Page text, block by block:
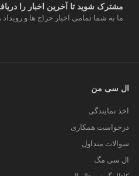
مشترک شوید تا آخرین اخبار را
ما به شما تمامی اخبار حراج ها و
ال سی من
اخذ نمایندگی
درخواست همکاری
سوالات متداول
ال سی مگ